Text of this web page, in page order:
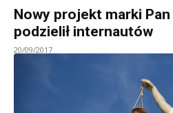
Nowy projekt marki Pan
podzielił internautów
20/09/2017